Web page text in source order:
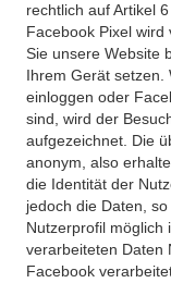
rechtlich auf Artikel
Facebook Pixel
Sie unsere Website
Ihrem Gerät setzen.
einloggen oder
sind, wird der
aufgezeichnet. Die
anonym, also
die Identität der
jedoch die Daten,
Nutzerprofil möglich
verarbeiteten Daten
Facebook